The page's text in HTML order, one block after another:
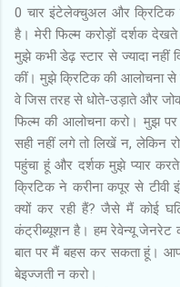
0 चार इंटेलेक्चुअल और क्रिटिक
है। मेरी फिल्म करोड़ों दर्शक
मुझे कभी डेढ़ स्टार से ज्यादा नहीं
कीं। मुझे क्रिटिक की आलोचना से
वे जिस तरह से धोते-उड़ाते और
फिल्म की आलोचना करो। मुझ पर
सही नहीं लगे तो लिखें न, लेकिन
पहुंचा हूं और दर्शक मुझे प्यार
क्रिटिक ने करीना कपूर से टीवी
क्यों कर रही हैं? जैसे मैं कोई
कंट्रीब्यूशन है। हम रेवेन्यू जेनरेट
बात पर मैं बहस कर सकता हूं। आप
बेइज्जती न करो।